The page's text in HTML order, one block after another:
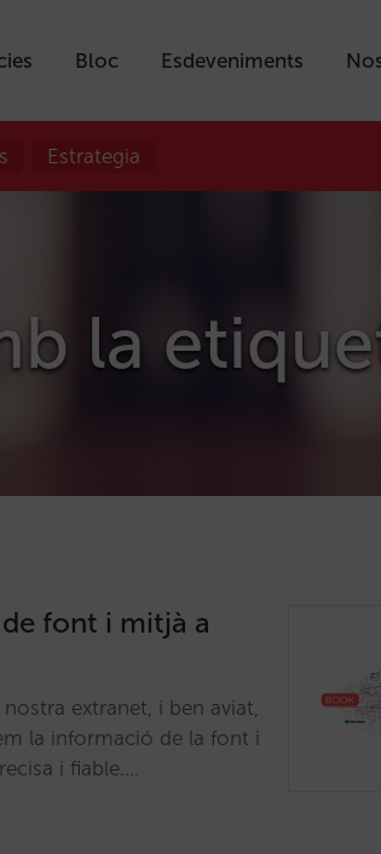
Bloc Esdeveniments
Estrategia
la
font i mitjà a
extranet, i ben aviat,
la informació de la font i
i fiable.…